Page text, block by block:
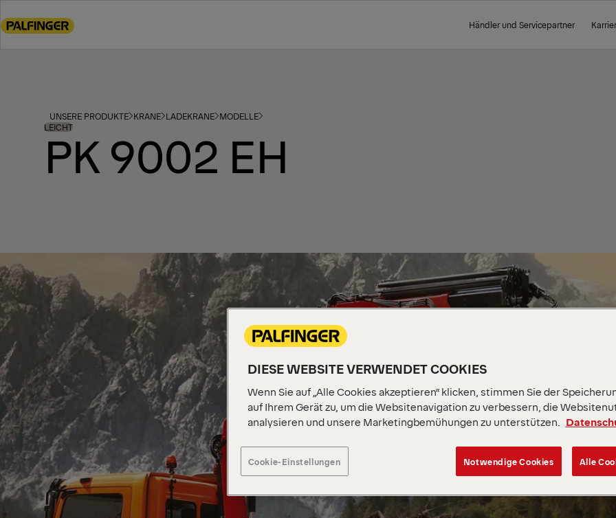
to
Händler und Servicepartner
UNSERE PRODUKTE KRANE LADEKRANE MODELLE
LEICHT
PK 9002 EH
DIESE WEBSITE VERWENDET COOKIES
Wenn Sie auf „Alle Cookies akzeptieren“ klicken, stimmen Sie der
auf Ihrem Gerät zu, um die Websitenavigation zu verbessern, die
analysieren und unsere Marketingbemühungen zu unterstützen.
Cookie-Einstellungen Notwendige Cookies Alle